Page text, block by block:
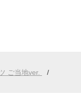
ご当地ver.